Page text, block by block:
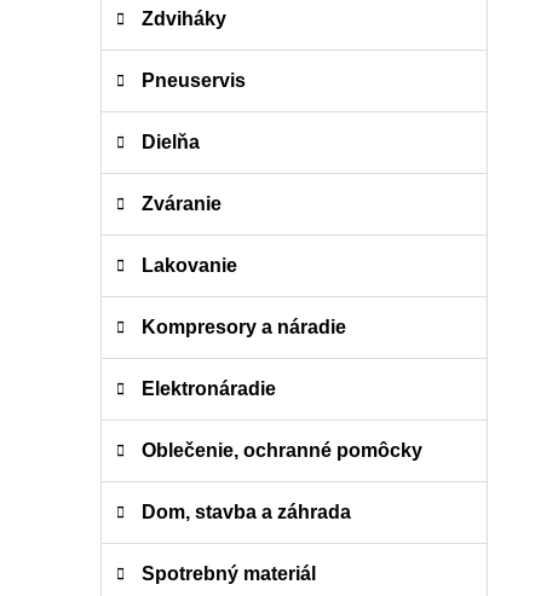
n Zdviháky
Pneuservis
Dielňa
Zváranie
Lakovanie
Kompresory a náradie
Elektronáradie
Oblečenie, ochranné pomôcky
Dom, stavba a záhrada
Spotrebný materiál